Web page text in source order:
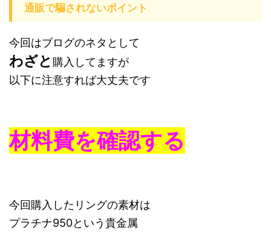
通販で騙されないポイント
今回はブログのネタとして
わざと 購入してますが
以下に注意すれば大丈夫です
材料費を確認する
今回購入したリングの素材は
プラチナ950という貴金属